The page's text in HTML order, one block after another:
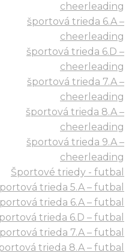
cheerleading
športová trieda 6.A –
cheerleading
športová trieda 6.D –
cheerleading
športová trieda 7.A –
cheerleading
športová trieda 8.A –
cheerleading
športová trieda 9.A –
cheerleading
Športové triedy - futbal
trieda 5.A – futbal
trieda 6.A – futbal
trieda 6.D – futbal
trieda 7.A – futbal
trieda 8.A – futbal